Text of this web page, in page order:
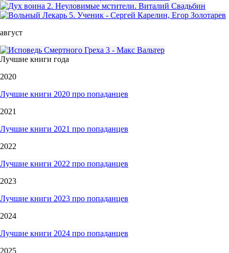
август
Лучшие книги года
2020
Лучшие книги 2020 про попаданцев
2021
Лучшие книги 2021 про попаданцев
2022
Лучшие книги 2022 про попаданцев
2023
Лучшие книги 2023 про попаданцев
2024
Лучшие книги 2024 про попаданцев
2025